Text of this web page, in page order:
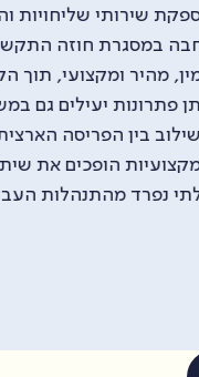
בפריסה ארצית
החברה ניתנים באופן
בלוחות זמנים ועל
ודחופים…
החברה לבין
עם החברה לחלק
שלנו."